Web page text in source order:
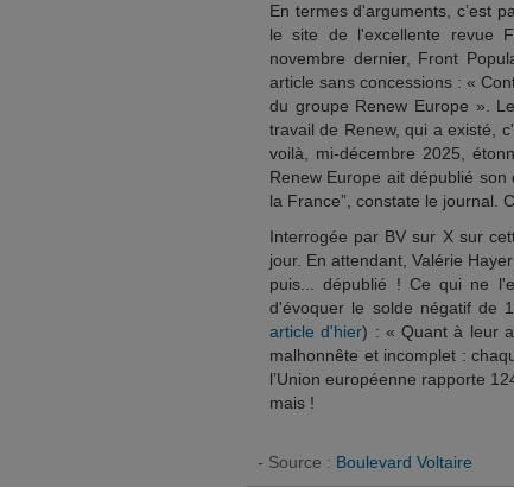
En termes d'arguments, c’est
le site de l'excellente revue
novembre dernier, Front
article sans concessions : «
du groupe Renew Europe ».
travail de Renew, qui a existé,
voilà, mi-décembre 2025,
Renew Europe ait dépublié
la France”, constate le journal.
Interrogée par BV sur X sur
jour. En attendant, Valérie
puis... dépublié ! Ce qui ne
d'évoquer le solde négatif de
article d'hier) : « Quant à leur
malhonnête et incomplet :
l’Union européenne rapporte
mais !
- Source : Boulevard Voltaire